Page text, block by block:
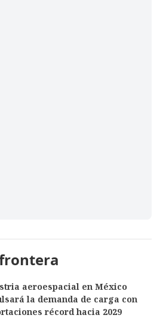
aeroespacial en México
la demanda de carga con
récord hacia 2029